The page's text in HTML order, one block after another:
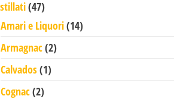
4747 prodotti
Amari e Liquori 1414 prodotti
Armagnac 22 prodotti
Calvados 11 prodotto
Cognac 22 prodotti